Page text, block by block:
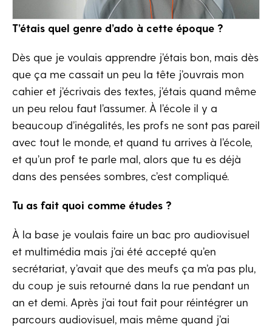
T’étais quel genre d’ado à cette époque ?
Dès que je voulais apprendre j’étais bon, mais dès
que ça me cassait un peu la tête j’ouvrais mon
cahier et j’écrivais des textes, j’étais quand même
un peu relou faut l’assumer. À l’école il y a
beaucoup d’inégalités, les profs ne sont pas pareil
avec tout le monde, et quand tu arrives à l’école,
et qu’un prof te parle mal, alors que tu es déjà
dans des pensées sombres, c’est compliqué.
Tu as fait quoi comme études ?
À la base je voulais faire un bac pro audiovisuel
et multimédia mais j’ai été accepté qu’en
secrétariat, y’avait que des meufs ça m’a pas plu,
du coup je suis retourné dans la rue pendant un
an et demi. Après j’ai tout fait pour réintégrer un
parcours audiovisuel, mais même quand j’ai